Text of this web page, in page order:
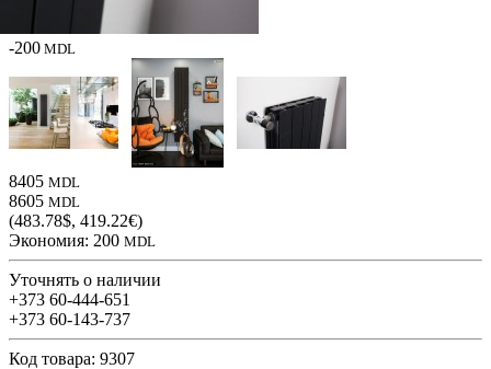
-200 MDL
8405 MDL
8605 MDL
(483.78$, 419.22€)
Экономия: 200 MDL
Уточнять о наличии
+373 60-444-651
+373 60-143-737
Код товара: 9307